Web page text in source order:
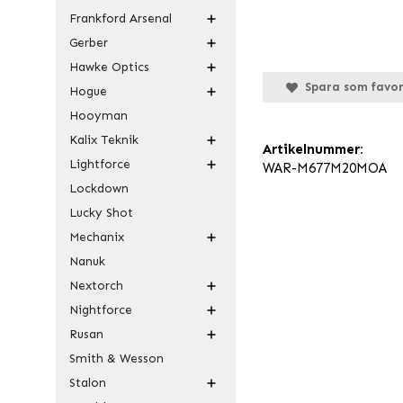
Frankford Arsenal
Gerber
Hawke Optics
Hogue
Hooyman
Kalix Teknik
Lightforce
Lockdown
Lucky Shot
Mechanix
Nanuk
Nextorch
Nightforce
Rusan
Smith & Wesson
Stalon
Spara som
Artikelnummer:
WAR-M677M20MOA